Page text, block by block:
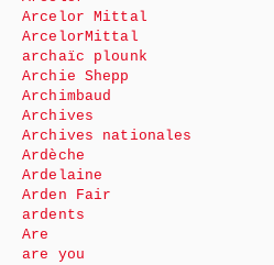
Arcelor Mittal
ArcelorMittal
archaïc plounk
Archie Shepp
Archimbaud
Archives
Archives nationales
Ardèche
Ardelaine
Arden Fair
ardents
Are
are you